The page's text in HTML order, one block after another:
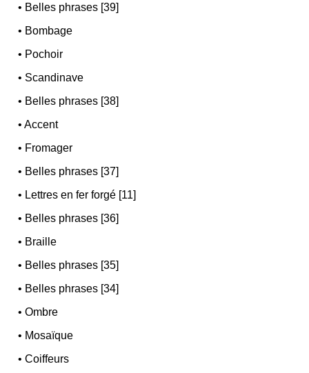
• Belles phrases [39]
• Bombage
• Pochoir
• Scandinave
• Belles phrases [38]
•Accent
• Fromager
• Belles phrases [37]
• Lettres en fer forgé [11]
• Belles phrases [36]
• Braille
• Belles phrases [35]
• Belles phrases [34]
•Ombre
• Mosaïque
•Coiffeurs